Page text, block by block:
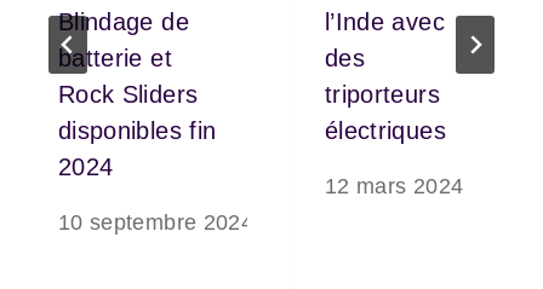
Blindage de
batterie et
Rock Sliders
disponibles fin
2024
10 septembre 2024
l’Inde avec
des
triporteurs
électriques
12 mars 2024